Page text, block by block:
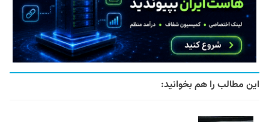
این مطالب را هم بخوانید: